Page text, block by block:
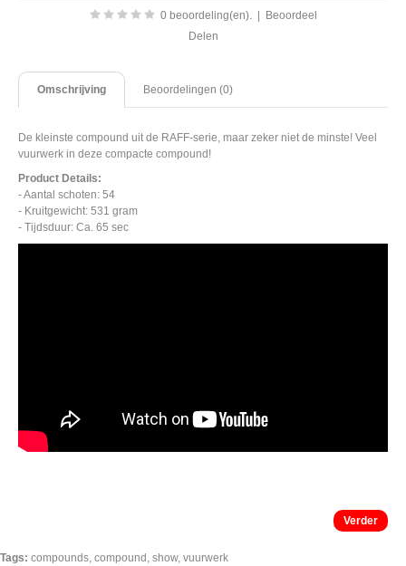
0 beoordeling(en).|
Beoordeel
Delen
Omschrijving Beoordelingen (0)
De kleinste compound uit de RAFF-serie, maar zeker niet de minste! Veel
vuurwerk in deze compacte compound!
Product Details:
- Aantal schoten: 54
- Kruitgewicht: 531 gram
- Tijdsduur: Ca. 65 sec
Verder
Tags: compounds compound show, vuurwerk